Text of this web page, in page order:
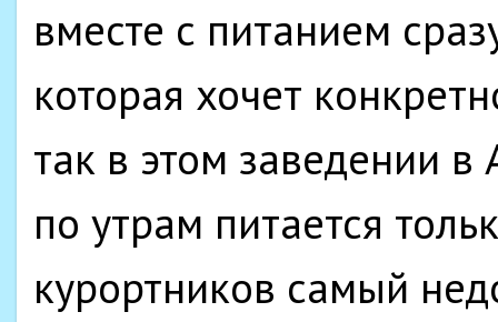
вместе с питанием
которая хочет
так в этом заведении в
по утрам питается
курортников самый